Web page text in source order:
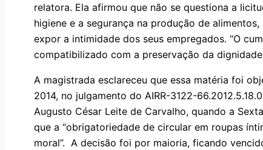
relatora. Ela afirmou que não se questiona a
higiene e a segurança na produção de
expor a intimidade dos seus empregados. “O
compatibilizado com a preservação da
A magistrada esclareceu que essa matéria foi
2014, no julgamento do AIRR-3122-
Augusto César Leite de Carvalho, quando a
que a “obrigatoriedade de circular em roupas
moral”. A decisão foi por maioria, ficando